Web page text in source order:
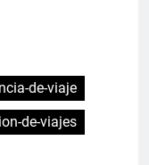
de-viaje
de-viajes